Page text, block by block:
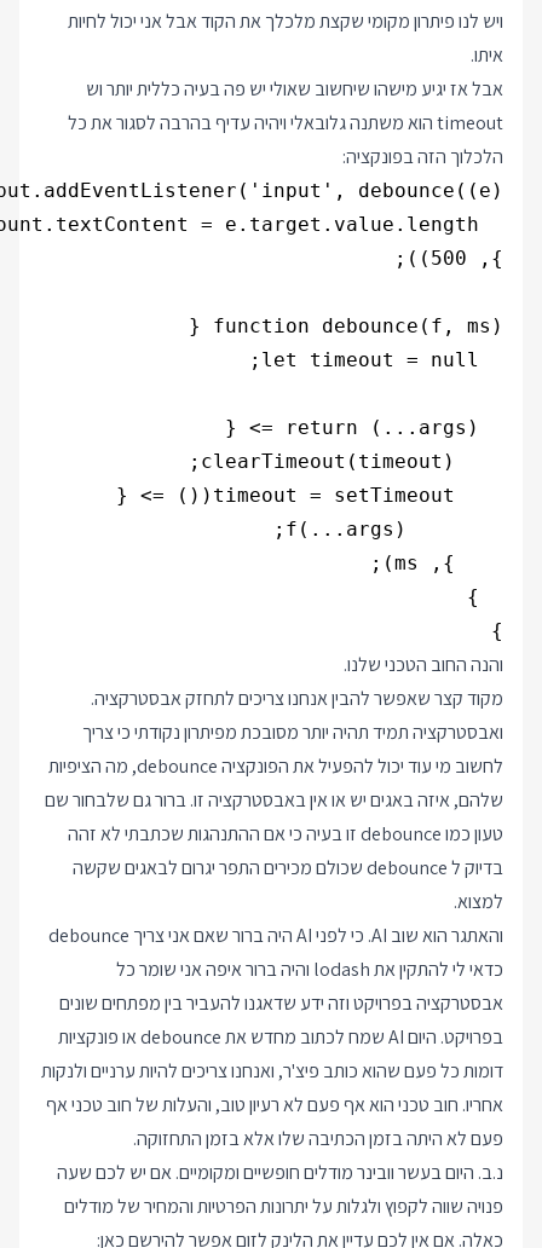
ויש לנו פיתרון מקומי שקצת מלכלך את הקוד אבל אני יכול לחיות
איתו.
אבל אז יגיע מישהו שיחשוב שאולי יש פה בעיה כללית יותר וש
timeout הוא משתנה גלובאלי ויהיה עדיף בהרבה לסגור את כל
הלכלוך הזה בפונקציה:
}
והנה החוב הטכני שלנו.
מקוד קצר שאפשר להבין אנחנו צריכים לתחזק אבסטרקציה.
ואבסטרקציה תמיד תהיה יותר מסובכת מפיתרון נקודתי כי צריך
לחשוב מי עוד יכול להפעיל את הפונקציה debounce, מה הציפיות
שלהם, איזה באגים יש או אין באבסטרקציה זו. ברור גם שלבחור שם
טעון כמו debounce זו בעיה כי אם ההתנהגות שכתבתי לא זהה
בדיוק ל debounce שכולם מכירים התפר יגרום לבאגים שקשה
למצוא.
והאתגר הוא שוב AI. כי לפני AI היה ברור שאם אני צריך debounce
כדאי לי להתקין את lodash והיה ברור איפה אני שומר כל
אבסטרקציה בפרויקט וזה ידע שדאגנו להעביר בין מפתחים שונים
בפרויקט. היום AI שמח לכתוב מחדש את debounce או פונקציות
דומות כל פעם שהוא כותב פיצ'ר, ואנחנו צריכים להיות ערניים ולנקות
אחריו. חוב טכני הוא אף פעם לא רעיון טוב, והעלות של חוב טכני אף
פעם לא היתה בזמן הכתיבה שלו אלא בזמן התחזוקה.
נ.ב. היום בעשר וובינר מודלים חופשיים ומקומיים. אם יש לכם שעה
פנויה שווה לקפוץ ולגלות על יתרונות הפרטיות והמחיר של מודלים
כאלה. אם אין לכם עדיין את הלינק לזום אפשר להירשם כאן: